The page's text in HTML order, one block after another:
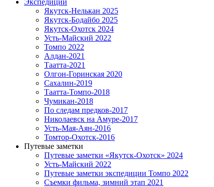
Экспедиции
Якутск-Нелькан 2025
Якутск-Бодайбо 2025
Якутск-Охотск 2024
Усть-Майский 2022
Томпо 2022
Алдан-2021
Таатта-2021
Олгон-Горинская 2020
Сахалин-2019
Таатта-Томпо-2018
Чумикан-2018
По следам предков-2017
Николаевск на Амуре-2017
Усть-Мая-Аян-2016
Томтор-Охотск-2016
Путевые заметки
Путевые заметки «Якутск-Охотск» 2024
Усть-Майский 2022
Путевые заметки экспедиции Томпо 2022
Съемки фильма, зимний этап 2021